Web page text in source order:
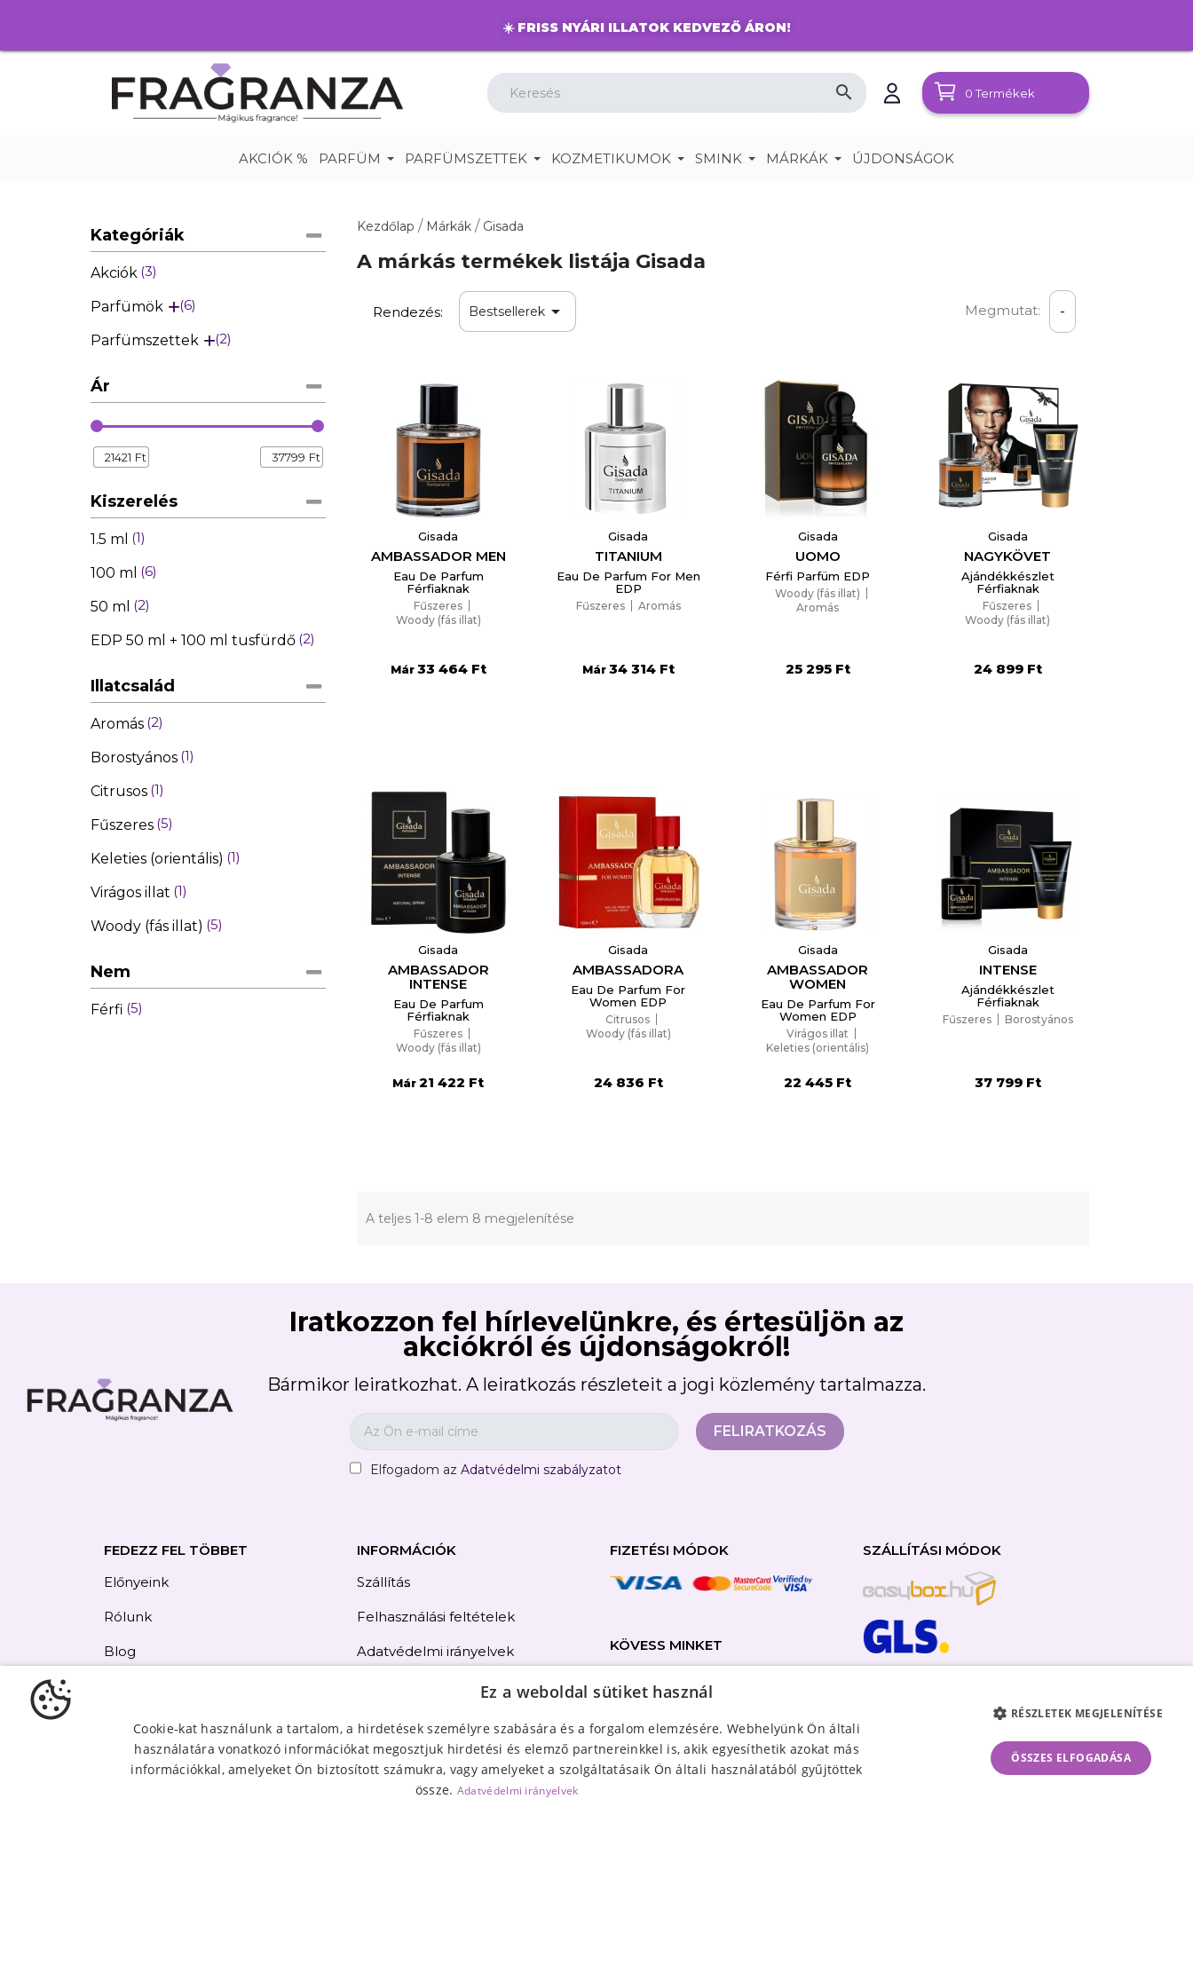
☀️ FRISS NYÁRI ILLATOK KEDVEZŐ ÁRON!
search 0 Termékek
AKCIÓK % PARFÜM PARFÜMSZETTEK KOZMETIKUMOK SMINK MÁRKÁK ÚJDONSÁGOK
Kategóriák
Akciók 3
Parfümök 6
Parfümszettek 2
Ár
21421 Ft 37799 Ft
Kiszerelés
1.5 ml 1
100 ml 6
50 ml 2
EDP 50 ml + 100 ml tusfürdő 2
Illatcsalád
Aromás 2
Borostyános 1
Citrusos 1
Fűszeres 5
Keleties (orientális) 1
Virágos illat 1
Woody (fás illat) 5
Nem
Férfi 5
Kezdőlap Márkák Gisada
A márkás termékek listája Gisada
Rendezés: Bestsellerek Megmutat: -
Gisada
AMBASSADOR MEN
Eau De Parfum
Férfiaknak
Fűszeres
Woody (fás illat)
Már33 464 Ft
Gisada
TITANIUM
Eau De Parfum For Men
EDP
Fűszeres Aromás
Már 34 314 Ft
Gisada
UOMO
Férfi Parfüm EDP
Woody (fás illat)
Aromás
25 295 Ft
Gisada
NAGYKÖVET
Ajándékkészlet
Férfiaknak
Fűszeres
Woody (fás illat)
24 899 Ft
Gisada
AMBASSADOR
INTENSE
Eau De Parfum
Férfiaknak
Fűszeres
Woody (fás illat)
Már 21 422 Ft
Gisada
AMBASSADORA
Eau De Parfum For
Women EDP
Citrusos
Woody (fás illat)
24 836 Ft
Gisada
AMBASSADOR
WOMEN
Eau De Parfum For
Women EDP
Virágos illat
Keleties (orientális)
22 445 Ft
Gisada
INTENSE
Ajándékkészlet
Férfiaknak
Fűszeres Borostyános
37 799 Ft
A teljes 1-8 elem 8 megjelenítése
Iratkozzon fel hírlevelünkre, és értesüljön az
akciókról és újdonságokról!
Bármikor leiratkozhat. A leiratkozás részleteit a jogi közlemény tartalmazza.
Elfogadom az Adatvédelmi szabályzatot
FEDEZZ FEL TÖBBET
Előnyeink
Rólunk
Blog
INFORMÁCIÓK
Szállítás
Felhasználási feltételek
Adatvédelmi irányelvek
Kapcsolat
Oldaltérkép
FIZETÉSI MÓDOK
KÖVESS MINKET
SZÁLLÍTÁSI MÓDOK
Create wishlist ×
Wishlist name
Отказ Create wishlist
Ez a weboldal sütiket használ
Cookie-kat használunk a tartalom, a hirdetések személyre szabására és a forgalom elemzésére. Webhelyünk Ön általi
használatára vonatkozó információkat megosztjuk hirdetési és elemző partnereinkkel is, akik egyesíthetik azokat más
információkkal, amelyeket Ön biztosított számukra, vagy amelyeket a szolgáltatásaik Ön általi használatából gyűjtöttek
össze. Adatvédelmi irányelvek
ÖSSZES ELFOGADÁSA
RÉSZLETEK MEGJELENÍTÉSE